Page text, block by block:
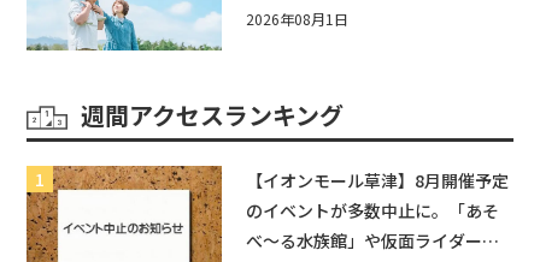
券や人気パスタ券も当たる☆夏休
2026年08月1日
週間アクセスランキング
【イオンモール草津】8月開催予定
のイベントが多数中止に。「あそ
べ〜る水族館」や仮面ライダーシ